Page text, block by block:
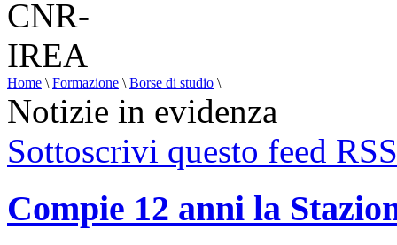
Home \ Formazione \ Borse di studio \
Notizie in evidenza
Sottoscrivi questo feed RSS
Compie 12 anni la